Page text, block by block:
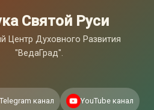
Святой Руси
Центр Духовного Развития
"ВедаГрад".
Telegram канал YouTube канал